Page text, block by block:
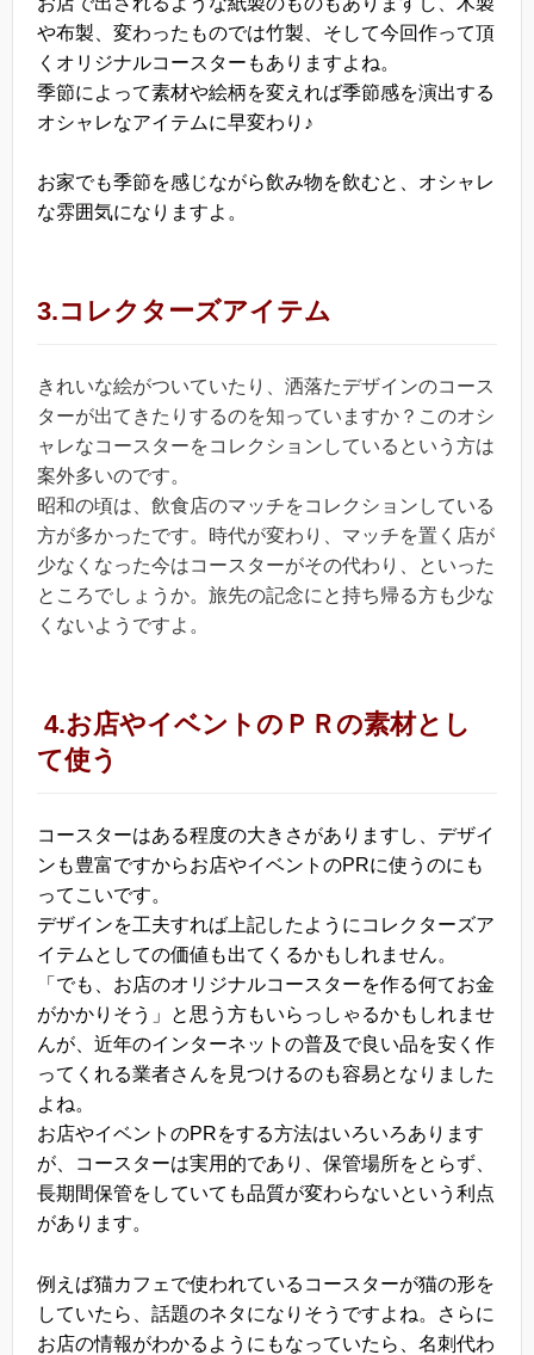
や布製、変わったものでは竹製、そして今回作って頂
くオリジナルコースターもありますよね。
季節によって素材や絵柄を変えれば季節感を演出する
オシャレなアイテムに早変わり♪
お家でも季節を感じながら飲み物を飲むと、オシャレ
な雰囲気になりますよ。
3.コレクターズアイテム
きれいな絵がついていたり、洒落たデザインのコース
ターが出てきたりするのを知っていますか？このオシ
ャレなコースターをコレクションしているという方は
案外多いのです。
昭和の頃は、飲食店のマッチをコレクションしている
方が多かったです。時代が変わり、マッチを置く店が
少なくなった今はコースターがその代わり、といった
ところでしょうか。旅先の記念にと持ち帰る方も少な
くないようですよ。
4.お店やイベントのＰＲの素材とし
て使う
コースターはある程度の大きさがありますし、デザイ
ンも豊富ですからお店やイベントのPRに使うのにも
ってこいです。
デザインを工夫すれば上記したようにコレクターズア
イテムとしての価値も出てくるかもしれません。
「でも、お店のオリジナルコースターを作る何てお金
がかかりそう」と思う方もいらっしゃるかもしれませ
んが、近年のインターネットの普及で良い品を安く作
ってくれる業者さんを見つけるのも容易となりました
よね。
お店やイベントのPRをする方法はいろいろあります
が、コースターは実用的であり、保管場所をとらず、
長期間保管をしていても品質が変わらないという利点
があります。
例えば猫カフェで使われているコースターが猫の形を
していたら、話題のネタになりそうですよね。さらに
お店の情報がわかるようにもなっていたら、名刺代わ